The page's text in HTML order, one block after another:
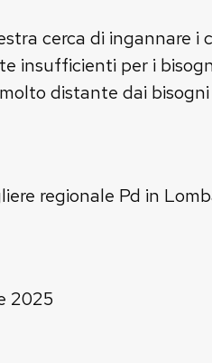
cerca di ingannare
insufficienti per i
distante dai
regionale Pd in
2025